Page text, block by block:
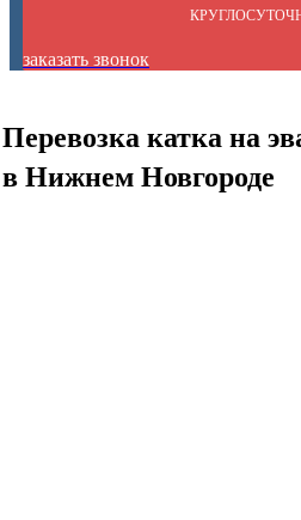
заказать звонок
Перевозка катка на
в Нижнем Новгороде